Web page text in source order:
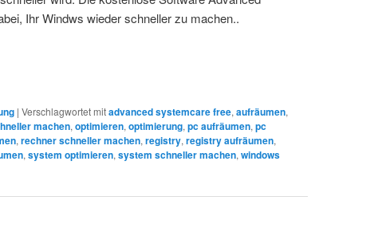
Ihr Windws wieder schneller zu machen..
| Verschlagwortet mitadvanced systemcare free,aufräumen,
machen,optimieren,optimierung,pc aufräumen,pc
,rechner schneller machen,registry,registry aufräumen,
,system optimieren,system schneller machen,windows